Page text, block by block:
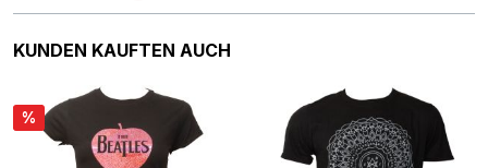
Produktgalerie überspringen
KUNDEN KAUFTEN AUCH
%